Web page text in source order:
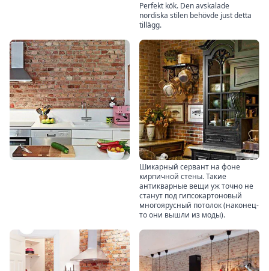
Perfekt kök. Den avskalade
nordiska stilen behövde just detta
tillägg.
Шикарный сервант на фоне
кирпичной стены. Такие
антикварные вещи уж точно не
станут под гипсокартоновый
многоярусный потолок (наконец-
то они вышли из моды).